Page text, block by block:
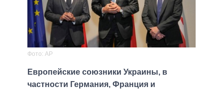
Фото: AP
Европейские союзники Украины, в
частности Германия, Франция и